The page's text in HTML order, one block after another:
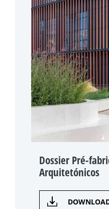
Dossier Pré-
Arquitetónicos